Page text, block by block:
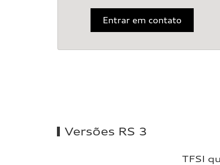
Entrar em contato
Versões RS 3
TFSI